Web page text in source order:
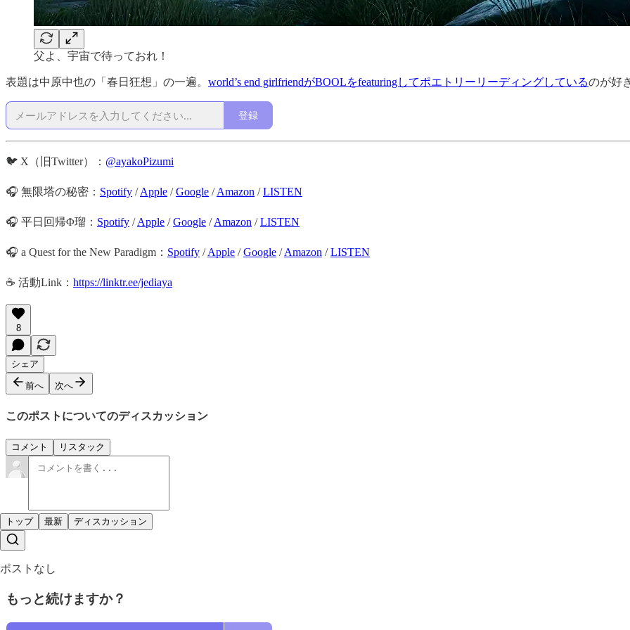
父よ、宇宙で待っておれ！
表題は中原中也の「春日狂想」の一遍。 world’s end girlfriendがBOOLをfeaturingしてポエトリーリーディングしているのが好
登録
🐦 X（旧Twitter）： @ayakoPizumi
🎧 無限塔の秘密： Spotify /Apple /Google /Amazon /LISTEN
🎧 平日回帰Φ瑠： Spotify /Apple /Google /Amazon /LISTEN
🎧 a Quest for the New Paradigm： Spotify /Apple /Google /Amazon /LISTEN
☕️ 活動Link： https://linktr.ee/jediaya
8
シェア
前へ 次へ
このポストについてのディスカッション
コメント リスタック
トップ 最新 ディスカッション
ポストなし
もっと続けますか？